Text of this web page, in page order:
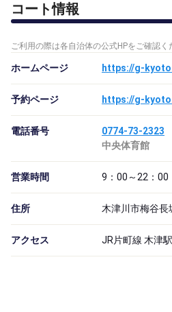
コート情報
ご利用の際は各自治体の公式HPをご確認く
ホームページ
予約ページ
電話番号
0774-73-2323
中央体育館
営業時間 9：00～22：00
住所 木津川市梅谷長
アクセス JR片町線 木津